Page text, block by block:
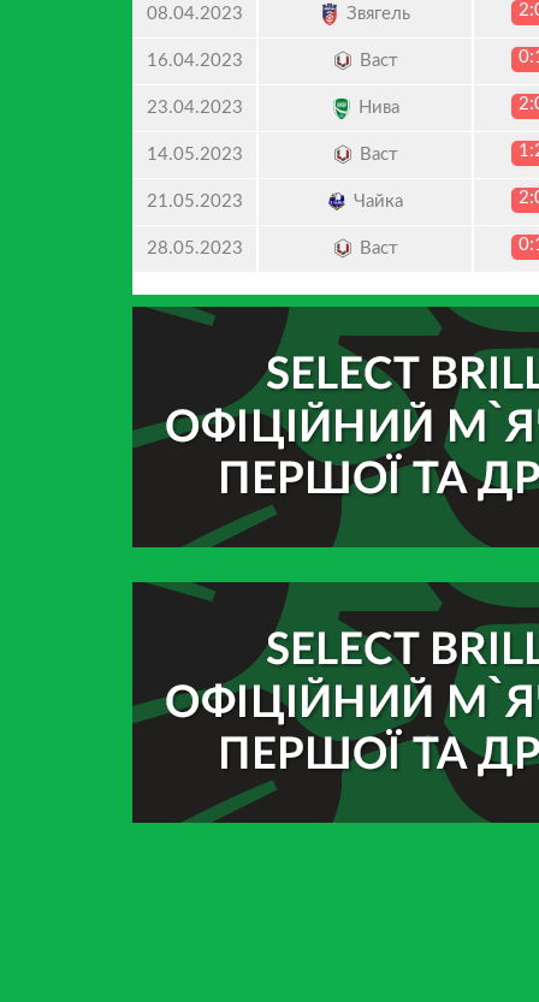
08.04.2023 Звягель
16.04.2023 Васт
23.04.2023 Нива
14.05.2023 Васт
21.05.2023 Чайка
28.05.2023 Васт